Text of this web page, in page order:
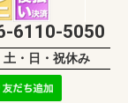
6110-5050
・日・祝休み